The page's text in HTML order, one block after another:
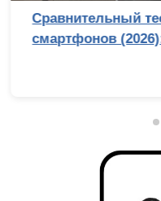
Сравнительный
смартфонов